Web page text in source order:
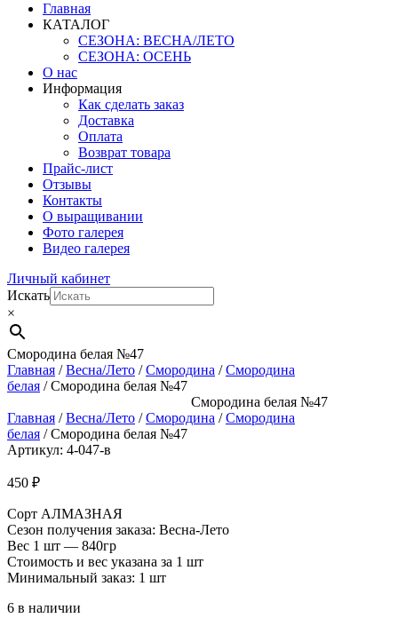
Главная
КАТАЛОГ
СЕЗОНА: ВЕСНА/ЛЕТО
СЕЗОНА: ОСЕНЬ
О нас
Информация
Как сделать заказ
Доставка
Оплата
Возврат товара
Прайс-лист
Отзывы
Контакты
О выращивании
Фото галерея
Видео галерея
Личный кабинет
Искать
×
Смородина белая №47
Главная /Весна/Лето /Смородина /Смородина
белая / Смородина белая №47
Смородина белая №47
Главная /Весна/Лето /Смородина /Смородина
белая / Смородина белая №47
Артикул: 4-047-в
450 ₽
Сорт АЛМАЗНАЯ
Сезон получения заказа: Весна-Лето
Вес 1 шт — 840гр
Стоимость и вес указана за 1 шт
Минимальный заказ: 1 шт
6 в наличии